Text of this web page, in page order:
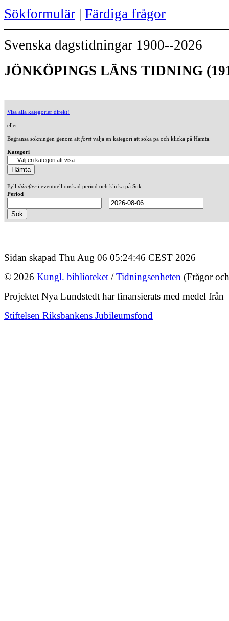
Sökformulär | Färdiga frågor
Svenska dagstidningar 1900--2026
JÖNKÖPINGS LÄNS TIDNING
Visa alla kategorier direkt!
eller
Begränsa sökningen genom att förstvälja en kategori att söka på och klicka på Hämta.
Kategori
Fyll därefteri eventuell önskad period och klicka på Sök.
Period
--
Sidan skapad Thu Aug 06 05:24:46 CEST 2026
© 2026 Kungl. biblioteket /Tidningsenheten (Frågor
Projektet Nya Lundstedt har finansierats med medel från
Stiftelsen Riksbankens Jubileumsfond